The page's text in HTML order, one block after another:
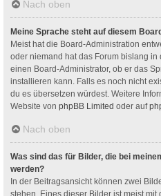
Nach oben
Meine Sprache steht auf diesem
Meist hat die Board-Administration
oder niemand hat das Forum bislang in
einen Board-Administrator, ob er das
installieren kann. Falls es noch nicht
du es übersetzen würdest. Weitere
Website von phpBB Limited oder auf
Nach oben
Was sind das für Bilder, die bei
werden?
In der Beitragsansicht können zwei
stehen. Eines dieser Bilder ist meist